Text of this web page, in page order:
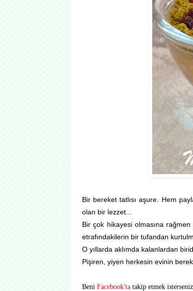
Bir bereket tatlısı aşure. Hem
olan bir lezzet...
Bir çok hikayesi olmasına
etrafındakilerin bir tufandan
O yıllarda aklımda kalanlardan
Pişiren, yiyen herkesin evinin
Beni Facebook'ta takip etmek isterseniz